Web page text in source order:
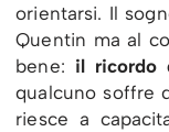
orientarsi. Il
Quentin ma al
bene: il ricordo
qualcuno soffre
riesce a